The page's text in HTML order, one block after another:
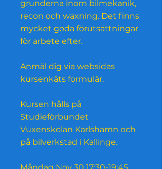
grunderna inom bilmekanik,
recon och waxning. Det finns
mycket goda förutsättningar
för arbete efter.
Anmäl dig via websidas
kursenkäts formulär.
Kursen hålls på
Studieförbundet
Vuxenskolan Karlshamn och
på bilverkstad i Kallinge.